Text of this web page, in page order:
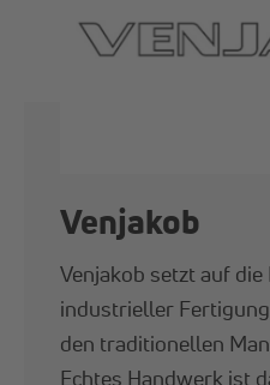
Venjakob
Venjakob setzt auf
industrieller
den traditionellen
Echtes Handwerk ist